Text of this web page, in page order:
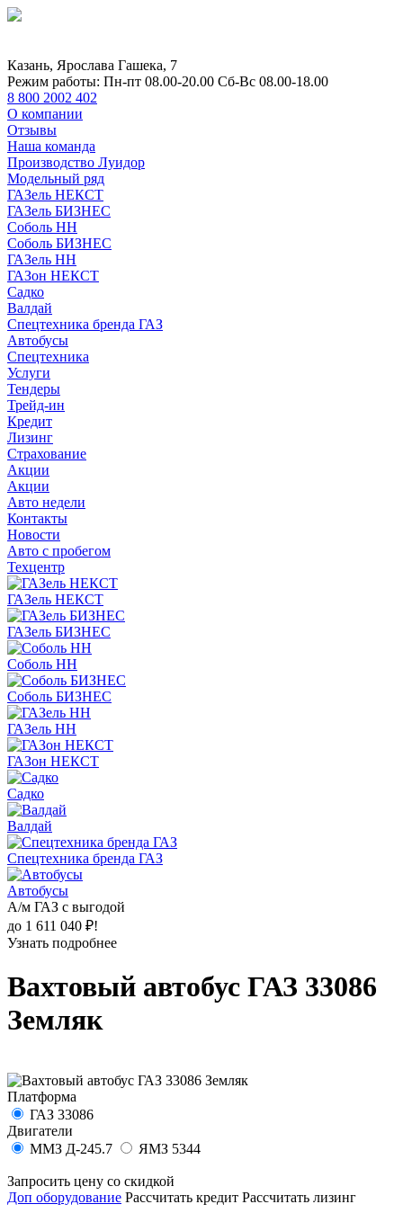
Казань, Ярослава Гашека, 7
Режим работы: Пн-пт 08.00-20.00 Сб-Вс 08.00-18.00
8 800 2002 402
О компании
Отзывы
Наша команда
Производство Луидор
Модельный ряд
ГАЗель НЕКСТ
ГАЗель БИЗНЕС
Соболь НН
Соболь БИЗНЕС
ГАЗель НН
ГАЗон НЕКСТ
Садко
Валдай
Спецтехника бренда ГАЗ
Автобусы
Спецтехника
Услуги
Тендеры
Трейд-ин
Кредит
Лизинг
Страхование
Акции
Акции
Авто недели
Контакты
Новости
Авто с пробегом
Техцентр
ГАЗель НЕКСТ
ГАЗель БИЗНЕС
Соболь НН
Соболь БИЗНЕС
ГАЗель НН
ГАЗон НЕКСТ
Садко
Валдай
Спецтехника бренда ГАЗ
Автобусы
А/м ГАЗ с выгодой
до 1 611 040 ₽!
Узнать подробнее
Вахтовый автобус ГАЗ 33086
Земляк
Платформа
ГАЗ 33086
Двигатели
ММЗ Д-245.7
ЯМЗ 5344
Запросить цену со скидкой
Доп оборудование Рассчитать кредит Рассчитать лизинг